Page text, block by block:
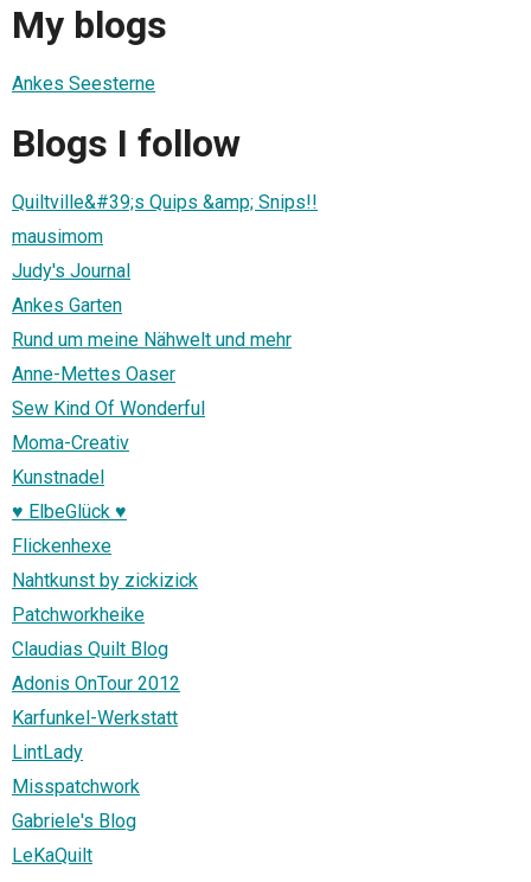
My blogs
Ankes Seesterne
Blogs I follow
Quiltville&#39;s Quips &amp; Snips!!
mausimom
Judy's Journal
Ankes Garten
Rund um meine Nähwelt und mehr
Anne-Mettes Oaser
Sew Kind Of Wonderful
Moma-Creativ
Kunstnadel
♥ ElbeGlück ♥
Flickenhexe
Nahtkunst by zickizick
Patchworkheike
Claudias Quilt Blog
Adonis OnTour 2012
Karfunkel-Werkstatt
LintLady
Misspatchwork
Gabriele's Blog
LeKaQuilt